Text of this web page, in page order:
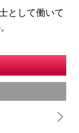
として働いて